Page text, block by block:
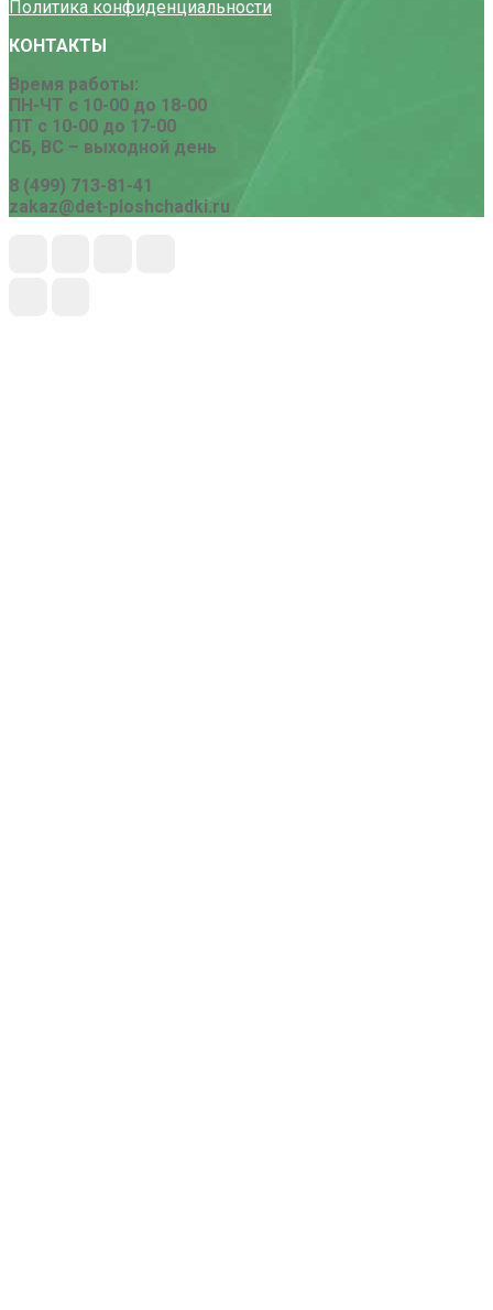
Политика конфиденциальности
КОНТАКТЫ
Время работы:
ПН-ЧТ с 10-00 до 18-00
ПТ с 10-00 до 17-00
СБ, ВС – выходной день
8 (499) 713-81-41
zakaz@det-ploshchadki.ru